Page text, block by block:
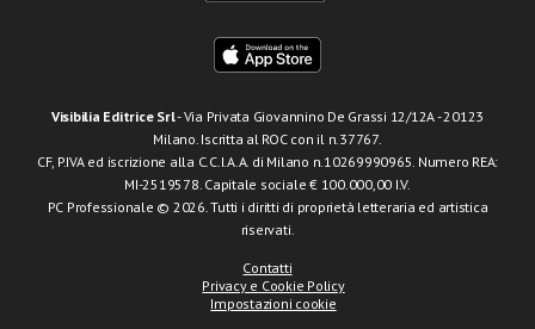
Visibilia Editrice Srl- Via Privata Giovannino De Grassi 12/12A - 20123
Milano. Iscritta al ROC con il n.37767.
CF, P.IVA ed iscrizione alla C.C.I.A.A. di Milano n.10269990965. Numero REA:
MI-2519578. Capitale sociale € 100.000,00 I.V.
PC Professionale © 2026. Tutti i diritti di proprietà letteraria ed artistica
riservati.
Contatti
Privacy e Cookie Policy
Impostazioni cookie